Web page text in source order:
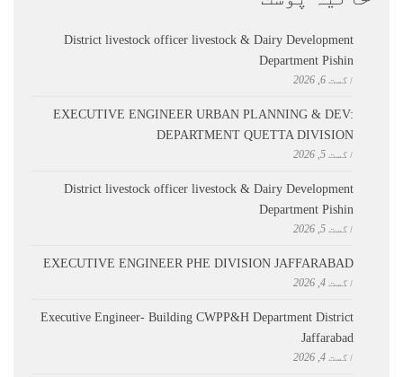
District livestock officer livestock & Dairy Development
Department Pishin
اگست 6, 2026
EXECUTIVE ENGINEER URBAN PLANNING & DEV:
DEPARTMENT QUETTA DIVISION
اگست 5, 2026
District livestock officer livestock & Dairy Development
Department Pishin
اگست 5, 2026
EXECUTIVE ENGINEER PHE DIVISION JAFFARABAD
اگست 4, 2026
Executive Engineer- Building CWPP&H Department District
Jaffarabad
اگست 4, 2026